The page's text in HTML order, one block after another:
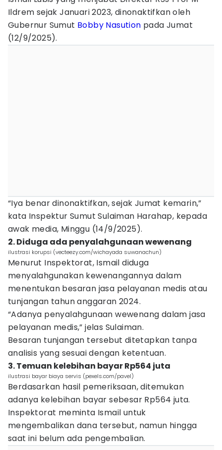
Ildrem sejak Januari 2023, dinonaktifkan oleh
Gubernur Sumut Bobby Nasution pada Jumat
(12/9/2025).
“Iya benar dinonaktifkan, sejak Jumat kemarin,”
kata Inspektur Sumut Sulaiman Harahap, kepada
awak media, Minggu (14/9/2025).
2. Diduga ada penyalahgunaan wewenang
ilustrasi korupsi (vecteezy.com/wichayada suwanachun)
Menurut Inspektorat, Ismail diduga
menyalahgunakan kewenangannya dalam
menentukan besaran jasa pelayanan medis atau
tunjangan tahun anggaran 2024.
“Adanya penyalahgunaan wewenang dalam jasa
pelayanan medis,” jelas Sulaiman.
Besaran tunjangan tersebut ditetapkan tanpa
analisis yang sesuai dengan ketentuan.
3. Temuan kelebihan bayar Rp564 juta
ilustrasi bayar biaya servis (pexels.com/pavel)
Berdasarkan hasil pemeriksaan, ditemukan
adanya kelebihan bayar sebesar Rp564 juta.
Inspektorat meminta Ismail untuk
mengembalikan dana tersebut, namun hingga
saat ini belum ada pengembalian.